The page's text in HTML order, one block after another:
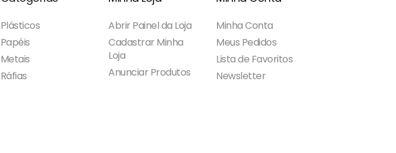
Plásticos
Papéis
Metais
Ráfias
Abrir Painel da Loja
Cadastrar Minha
Loja
Anunciar Produtos
Minha Conta
Meus Pedidos
Lista de Favoritos
Newsletter